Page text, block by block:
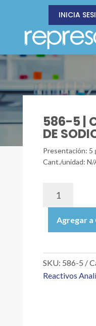
INICIA
586-5 |
DE
Presentación: 5
Cant./unidad: N/
CALCEINA
(SAL
SODIO),
G
Agregar a
SKU: 586-5
Reactivos